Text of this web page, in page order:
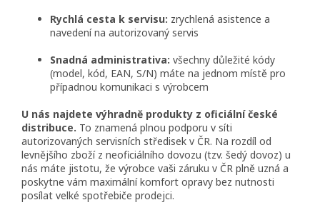
Rychlá cesta k servisu: zrychlená asistence a
navedení na autorizovaný servis
Snadná administrativa: všechny důležité kódy
(model, kód, EAN, S/N) máte na jednom místě pro
případnou komunikaci s výrobcem
U nás najdete výhradně produkty z oficiální české
distribuce. To znamená plnou podporu v síti
autorizovaných servisních středisek v ČR. Na rozdíl od
levnějšího zboží z neoficiálního dovozu (tzv. šedý dovoz) u
nás máte jistotu, že výrobce vaši záruku v ČR plně uzná a
poskytne vám maximální komfort opravy bez nutnosti
posílat velké spotřebiče prodejci.